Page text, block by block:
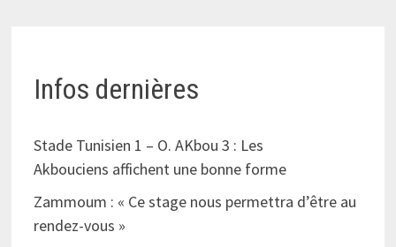
Infos dernières
Stade Tunisien 1 – O. AKbou 3 : Les
Akbouciens affichent une bonne forme
Zammoum : « Ce stage nous permettra d’être au
rendez-vous »